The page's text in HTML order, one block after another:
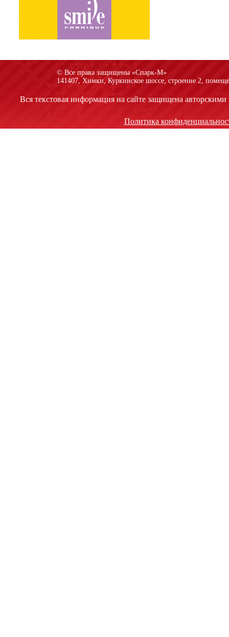
© Все права защищены «Спарк-M»
141407, Химки, Куркинское шоссе, строение 2,
Вся текстовая информация на сайте защищена
Политика